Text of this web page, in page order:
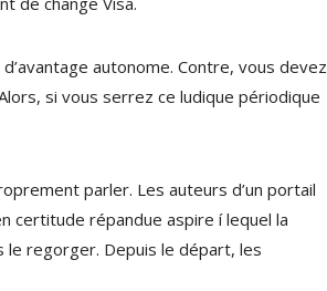
autonome. Contre, vous devez
si vous serrez ce ludique périodique
parler. Les auteurs d’un portail
certitude répandue aspire í lequel la
le regorger. Depuis le départ, les